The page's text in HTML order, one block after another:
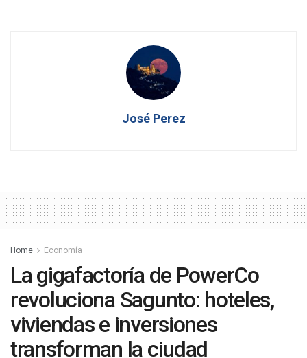
José Perez
Home Economía
La gigafactoría de PowerCo
revoluciona Sagunto: hoteles,
viviendas e inversiones
transforman la ciudad